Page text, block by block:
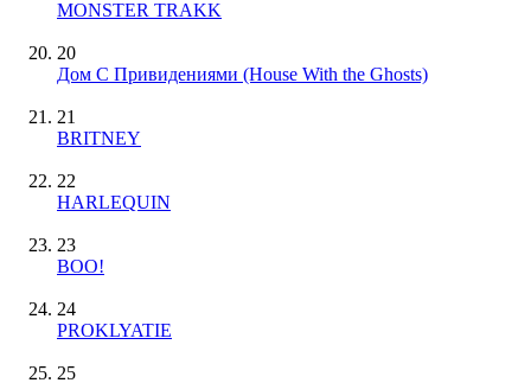
MONSTER TRAKK
20
Дом С Привидениями (House With the Ghosts)
21
BRITNEY
22
HARLEQUIN
23
BOO!
24
PROKLYATIE
25